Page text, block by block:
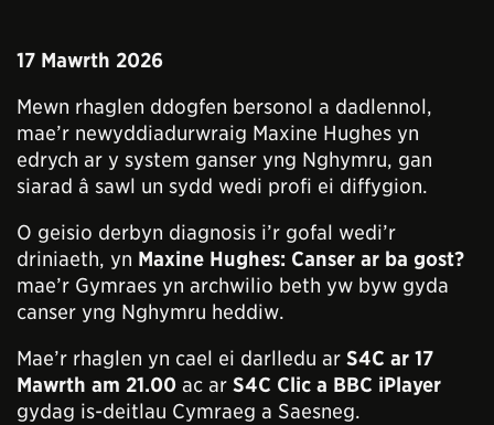
17 Mawrth 2026
Mewn rhaglen ddogfen bersonol a dadlennol,
mae’r newyddiadurwraig Maxine Hughes yn
edrych ar y system ganser yng Nghymru, gan
siarad â sawl un sydd wedi profi ei diffygion.
O geisio derbyn diagnosis i’r gofal wedi’r
driniaeth, yn Maxine Hughes: Canser ar ba gost?
mae’r Gymraes yn archwilio beth yw byw gyda
canser yng Nghymru heddiw.
Mae’r rhaglen yn cael ei darlledu ar S4C ar 17
Mawrth am 21.00 ac ar S4C Clic a BBC iPlayer
gydag is-deitlau Cymraeg a Saesneg.